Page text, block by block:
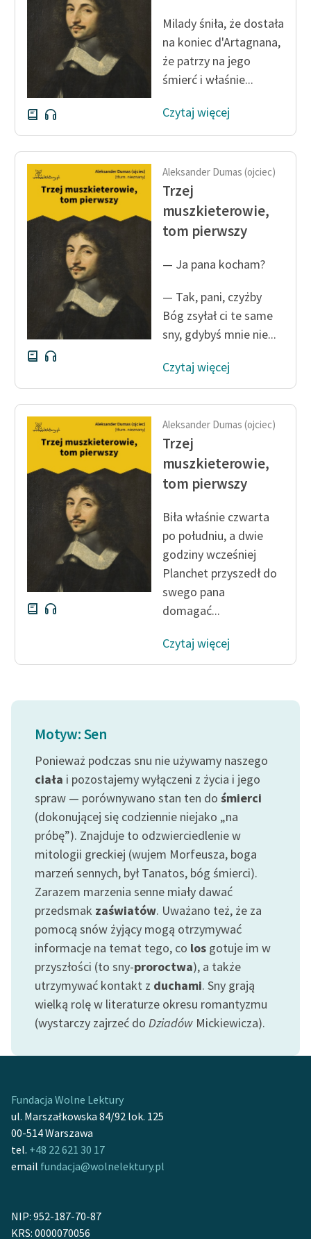
Zasady wykorzystania
Wolnych Lektur
Logotypy
Materiały promocyjne
Polityka prywatności
Regulamin biblioteki
Dane fundacji i
sprawozdania finansowe
Regulamin darowizn
Informacja o treściach
Deklaracja dostępności
Milady śniła, że dostała
na koniec d'Artagnana,
że patrzy na jego
śmierć i właśnie...
Czytaj więcej
Aleksander Dumas (ojciec)
Trzej
muszkieterowie,
tom pierwszy
— Ja pana kocham?
— Tak, pani, czyżby
Bóg zsyłał ci te same
sny, gdybyś mnie nie...
Czytaj więcej
Aleksander Dumas (ojciec)
Trzej
muszkieterowie,
tom pierwszy
Biła właśnie czwarta
po południu, a dwie
godziny wcześniej
Planchet przyszedł do
swego pana
domagać...
Czytaj więcej
Motyw: Sen
Ponieważ podczas snu nie używamy naszego
ciała i pozostajemy wyłączeni z życia i jego
spraw — porównywano stan ten do śmierci
(dokonującej się codziennie niejako „na
próbę”). Znajduje to odzwierciedlenie w
mitologii greckiej (wujem Morfeusza, boga
marzeń sennych, był Tanatos, bóg śmierci).
Zarazem marzenia senne miały dawać
przedsmak zaświatów. Uważano też, że za
pomocą snów żyjący mogą otrzymywać
informacje na temat tego, co los gotuje im w
przyszłości (to sny-proroctwa), a także
utrzymywać kontakt z duchami. Sny grają
wielką rolę w literaturze okresu romantyzmu
(wystarczy zajrzeć do Dziadów Mickiewicza).
Fundacja Wolne Lektury
ul. Marszałkowska 84/92 lok. 125
00-514 Warszawa
tel. +48 22 621 30 17
email fundacja@wolnelektury.pl
NIP: 952-187-70-87
KRS: 0000070056